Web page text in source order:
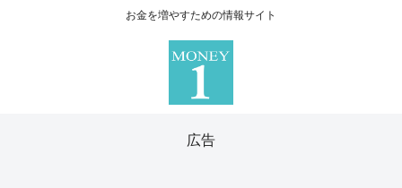
お金を増やすための情報サイト
広告